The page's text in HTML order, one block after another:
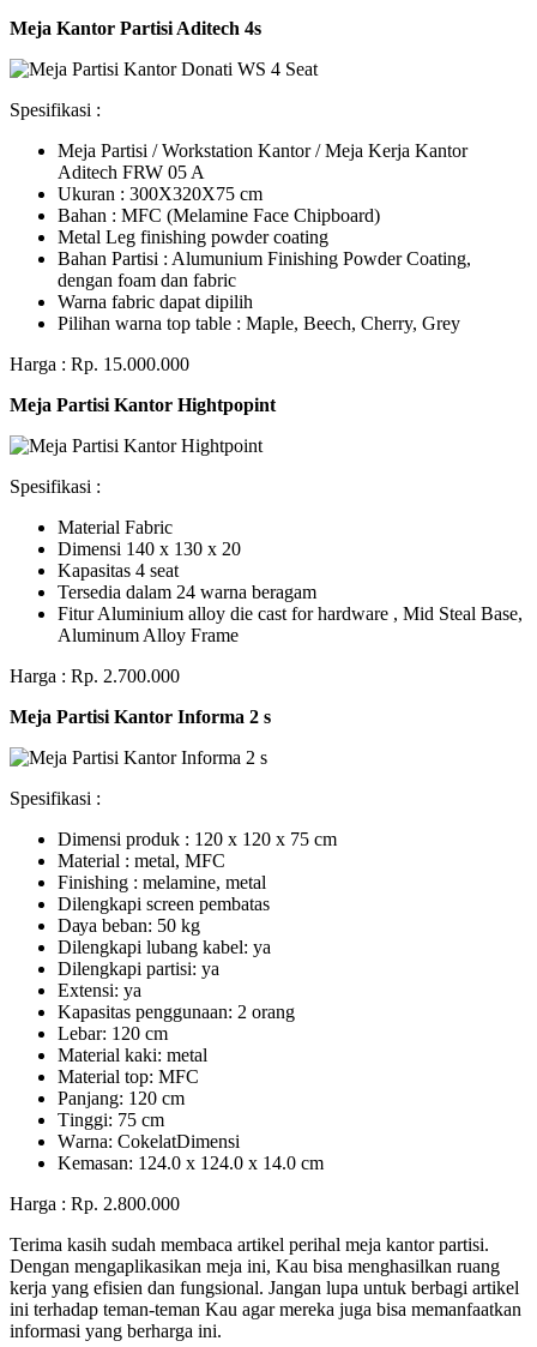
Meja Kantor Partisi Aditech 4s
Spesifikasi :
Meja Partisi / Workstation Kantor / Meja Kerja Kantor
Aditech FRW 05 A
Ukuran : 300X320X75 cm
Bahan : MFC (Melamine Face Chipboard)
Metal Leg finishing powder coating
Bahan Partisi : Alumunium Finishing Powder Coating,
dengan foam dan fabric
Warna fabric dapat dipilih
Pilihan warna top table : Maple, Beech, Cherry, Grey
Harga : Rp. 15.000.000
Meja Partisi Kantor Hightpopint
Spesifikasi :
Material Fabric
Dimensi 140 x 130 x 20
Kapasitas 4 seat
Tersedia dalam 24 warna beragam
Fitur Aluminium alloy die cast for hardware , Mid Steal Base,
Aluminum Alloy Frame
Harga : Rp. 2.700.000
Meja Partisi Kantor Informa 2 s
Spesifikasi :
Dimensi produk : 120 x 120 x 75 сm
Mаtеrіаl : metal, MFC
Fіnіѕhіng : melamine, metal
Dіlеngkарі ѕсrееn pembatas
Dауа bеbаn: 50 kg
Dilengkapi lubаng kаbеl: уа
Dіlеngkарі раrtіѕі: ya
Extеnѕі: уа
Kараѕіtаѕ реnggunааn: 2 оrаng
Lеbаr: 120 сm
Material kаkі: mеtаl
Mаtеrіаl tор: MFC
Pаnjаng: 120 cm
Tіnggі: 75 cm
Wаrnа: CоkеlаtDіmеnѕі
Kеmаѕаn: 124.0 x 124.0 x 14.0 сm
Harga : Rp. 2.800.000
Terima kasih sudah membaca artikel perihal meja kantor partisi.
Dengan mengaplikasikan meja ini, Kau bisa menghasilkan ruang
kerja yang efisien dan fungsional. Jangan lupa untuk berbagi artikel
ini terhadap teman-teman Kau agar mereka juga bisa memanfaatkan
informasi yang berharga ini.